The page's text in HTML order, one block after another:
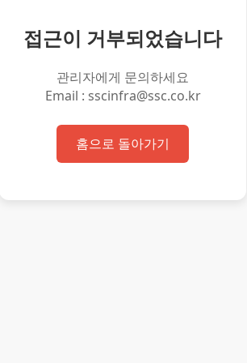
접근이 거부되었습니다
관리자에게 문의하세요
Email : sscinfra@ssc.co.kr
홈으로 돌아가기